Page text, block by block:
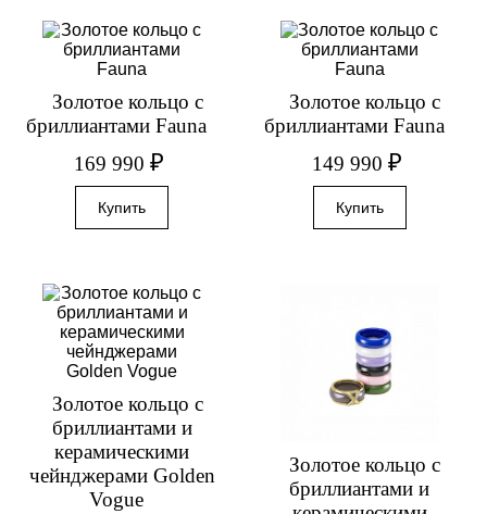
Золотое кольцо с
бриллиантами Fauna
169 990₽
Золотое кольцо с
бриллиантами Fauna
149 990 ₽
Золотое кольцо с
бриллиантами и
керамическими
чейнджерами Golden
Vogue
Золотое кольцо с
бриллиантами и